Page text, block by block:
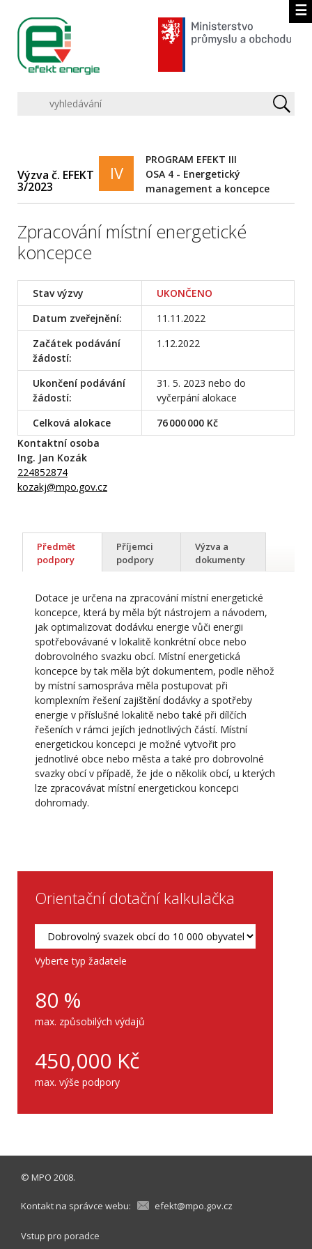
☰
Výzva č. EFEKT
3/2023
IV
PROGRAM EFEKT III
OSA 4 - Energetický
management a koncepce
Zpracování místní energetické
koncepce
Stav výzvy
UKONČENO
Datum zveřejnění:
11.11.2022
Začátek podávání
žádostí:
1.12.2022
Ukončení podávání
žádostí:
31. 5. 2023 nebo do
vyčerpání alokace
Celková alokace
76 000 000 Kč
Kontaktní osoba
Ing. Jan Kozák
224852874
kozakj@mpo.gov.cz
Předmět
podpory
Příjemci
podpory
Výzva a
dokumenty
Dotace je určena na zpracování místní energetické
koncepce, která by měla být nástrojem a návodem,
jak optimalizovat dodávku energie vůči energii
spotřebovávané v lokalitě konkrétní obce nebo
dobrovolného svazku obcí. Místní energetická
koncepce by tak měla být dokumentem, podle něhož
by místní samospráva měla postupovat při
komplexním řešení zajištění dodávky a spotřeby
energie v příslušné lokalitě nebo také při dílčích
řešeních v rámci jejích jednotlivých částí. Místní
energetickou koncepci je možné vytvořit pro
jednotlivé obce nebo města a také pro dobrovolné
svazky obcí v případě, že jde o několik obcí, u kterých
lze zpracovávat místní energetickou koncepci
dohromady.
Orientační dotační kalkulačka
Vyberte typ žadatele
80 %
max. způsobilých výdajů
450,000 Kč
max. výše podpory
© MPO 2008.
Kontakt na správce webu: efekt@mpo.gov.cz
Vstup pro poradce